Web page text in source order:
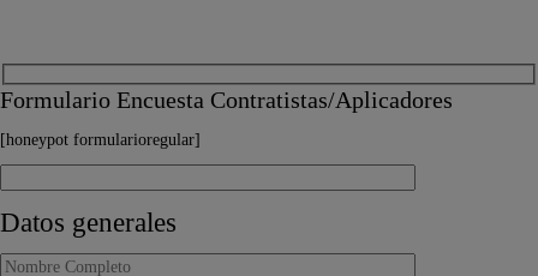
Formulario Encuesta Contratistas/Aplicadores
[honeypot formularioregular]
Datos generales